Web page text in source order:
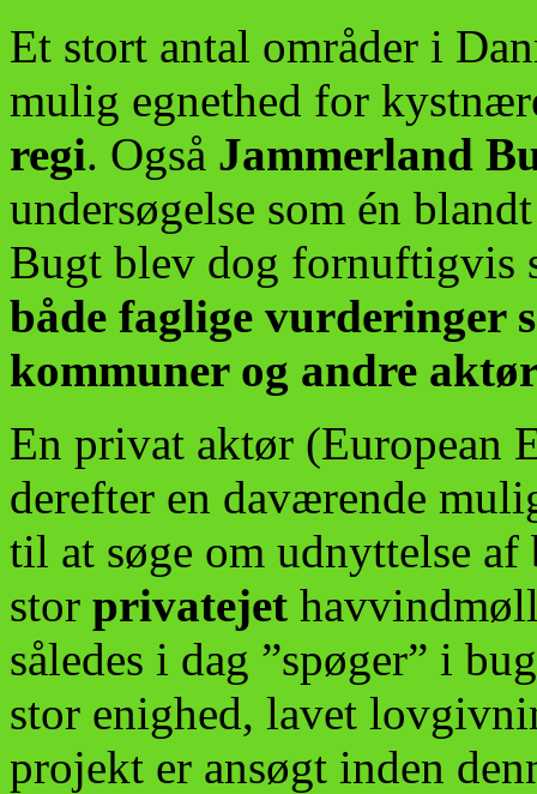
Et stort antal områder i
mulig egnethed for
regi. Også Jammerland
undersøgelse som én
Bugt blev dog
både faglige vurderinger
kommuner og andre
En privat aktør (European
derefter en daværende
til at søge om udnyttelse
stor privatejet
således i dag ”spøger” i
stor enighed, lavet
projekt er ansøgt inden